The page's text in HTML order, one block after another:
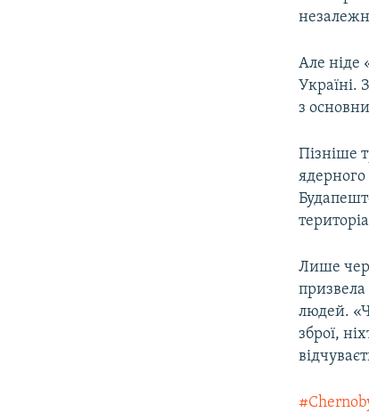
Але ніде
Україні.
з
Пізніше
ядерного
Лише
призвела
людей.
зброї,